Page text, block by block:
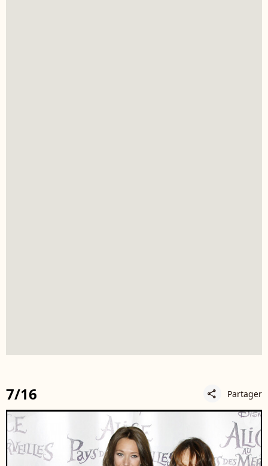
7/16 share Partager